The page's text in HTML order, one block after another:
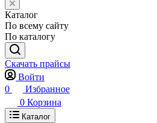
Каталог
По всему сайту
По каталогу
Скачать прайсы
Войти
0
Избранное
0 Корзина
Каталог